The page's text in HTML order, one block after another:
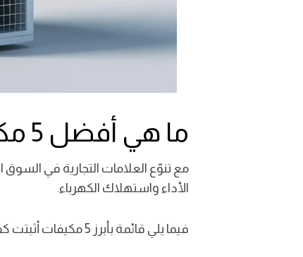
ما هي أفضل 5 مكيفات موفرة للطاقة؟
مع تنوّع العلامات التجارية في
الأداء واستهلاك الكهرباء.
فيما يلي قائمة بأبرز 5 مكيفات أثبتت كفاءتها في توفير الطاقة بناءً على تقييمات فنية وتجارب المستخدمين